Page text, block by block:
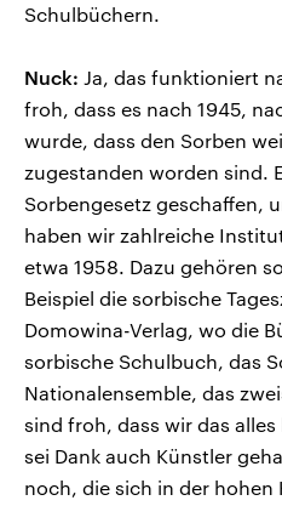
Schulbüchern.
Nuck: Ja, das funktioniert
froh, dass es nach 1945,
wurde, dass den Sorben
zugestanden worden sind.
Sorbengesetz geschaffen,
haben wir zahlreiche
etwa 1958. Dazu gehören
Beispiel die sorbische
Domowina-Verlag, wo die
sorbische Schulbuch, das
Nationalensemble, das
sind froh, dass wir das
sei Dank auch Künstler
noch, die sich in der